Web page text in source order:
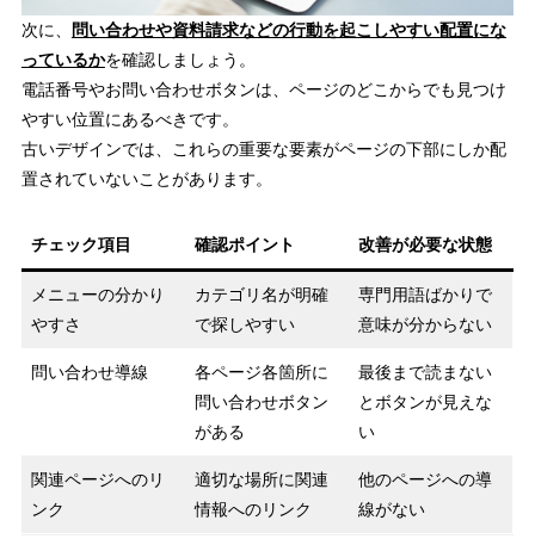
次に、
問い合わせや資料請求などの行動を起こしやすい配置にな
っているかを確認しましょう。
電話番号やお問い合わせボタンは、ページのどこからでも見つけ
やすい位置にあるべきです。
古いデザインでは、これらの重要な要素がページの下部にしか配
置されていないことがあります。
チェック項目 確認ポイント 改善が必要な状態
メニューの分かり
やすさ
カテゴリ名が明確
で探しやすい
専門用語ばかりで
意味が分からない
問い合わせ導線
各ページ各箇所に
問い合わせボタン
がある
最後まで読まない
とボタンが見えな
い
関連ページへのリ
ンク
適切な場所に関連
情報へのリンク
他のページへの導
線がない